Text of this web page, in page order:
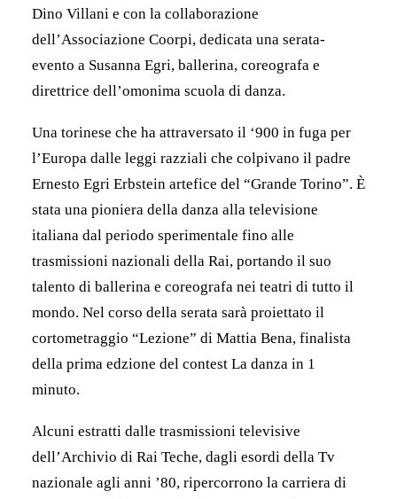
Dino Villani e con la collaborazione
dell’Associazione Coorpi, dedicata una serata-
evento a Susanna Egri, ballerina, coreografa e
direttrice dell’omonima scuola di danza.
Una torinese che ha attraversato il ‘900 in fuga per
l’Europa dalle leggi razziali che colpivano il padre
Ernesto Egri Erbstein artefice del “Grande Torino”. È
stata una pioniera della danza alla televisione
italiana dal periodo sperimentale fino alle
trasmissioni nazionali della Rai, portando il suo
talento di ballerina e coreografa nei teatri di tutto il
mondo. Nel corso della serata sarà proiettato il
cortometraggio “Lezione” di Mattia Bena, finalista
della prima edzione del contest La danza in 1
minuto.
Alcuni estratti dalle trasmissioni televisive
dell’Archivio di Rai Teche, dagli esordi della Tv
nazionale agli anni ’80, ripercorrono la carriera di